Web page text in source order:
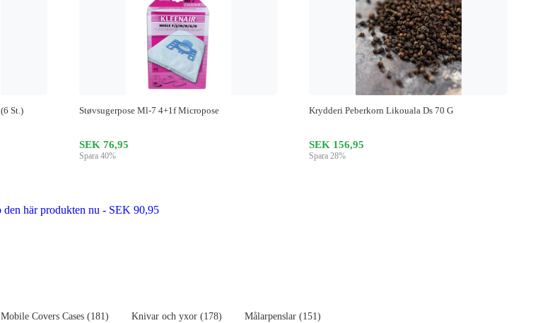
St.) Støvsugerpose Ml-7 4+1f Micropose
SEK 76,95
Spara 40%
Krydderi Peberkorn Likouala Ds 70 G
SEK 156,95
Spara 28%
den här produkten nu - SEK 90,95
Mobile Covers Cases (181) Knivar och yxor (178) Målarpenslar (151)